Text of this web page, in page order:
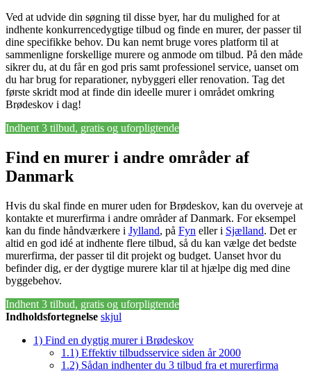
Ved at udvide din søgning til disse byer, har du mulighed for at
indhente konkurrencedygtige tilbud og finde en murer, der passer til
dine specifikke behov. Du kan nemt bruge vores platform til at
sammenligne forskellige murere og anmode om tilbud. På den måde
sikrer du, at du får en god pris samt professionel service, uanset om
du har brug for reparationer, nybyggeri eller renovation. Tag det
første skridt mod at finde din ideelle murer i området omkring
Brødeskov i dag!
Indhent 3 tilbud, gratis og uforpligtende
Find en murer i andre områder af
Danmark
Hvis du skal finde en murer uden for Brødeskov, kan du overveje at
kontakte et murerfirma i andre områder af Danmark. For eksempel
kan du finde håndværkere i Jylland, på Fyn eller i Sjælland. Det er
altid en god idé at indhente flere tilbud, så du kan vælge det bedste
murerfirma, der passer til dit projekt og budget. Uanset hvor du
befinder dig, er der dygtige murere klar til at hjælpe dig med dine
byggebehov.
Indhent 3 tilbud, gratis og uforpligtende
Indholdsfortegnelse skjul
1) Find en dygtig murer i Brødeskov
1.1) Effektiv tilbudsservice siden år 2000
1.2) Sådan indhenter du 3 tilbud fra et murerfirma